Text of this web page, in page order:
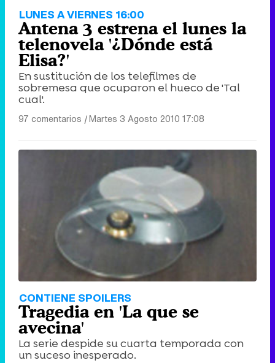
LUNES A VIERNES 16:00
Antena 3 estrena el lunes la
telenovela '¿Dónde está
Elisa?'
En sustitución de los telefilmes de
sobremesa que ocuparon el hueco de 'Tal
cual'.
97 comentarios |Martes 3 Agosto 2010 17:08
CONTIENE SPOILERS
Tragedia en 'La que se
avecina'
La serie despide su cuarta temporada con
un suceso inesperado.